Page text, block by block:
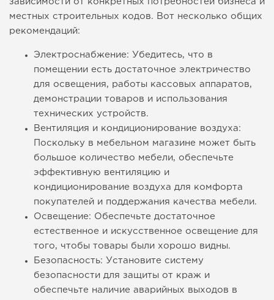
зависимости от конкретных потребностей бизнеса и
местных строительных кодов. Вот несколько общих
рекомендаций:
Электроснабжение: Убедитесь, что в
помещении есть достаточное электричество
для освещения, работы кассовых аппаратов,
демонстрации товаров и использования
технических устройств.
Вентиляция и кондиционирование воздуха:
Поскольку в мебельном магазине может быть
большое количество мебели, обеспечьте
эффективную вентиляцию и
кондиционирование воздуха для комфорта
покупателей и поддержания качества мебели.
Освещение: Обеспечьте достаточное
естественное и искусственное освещение для
того, чтобы товары были хорошо видны.
Безопасность: Установите систему
безопасности для защиты от краж и
обеспечьте наличие аварийных выходов в